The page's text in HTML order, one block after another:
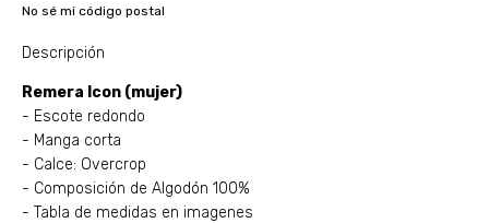
No sé mi código postal
Descripción
Remera Icon (mujer)
- Escote redondo
- Manga corta
- Calce: Overcrop
- Composición de Algodón 100%
- Tabla de medidas en imagenes